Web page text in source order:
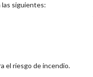
las siguientes:
el riesgo de incendio.